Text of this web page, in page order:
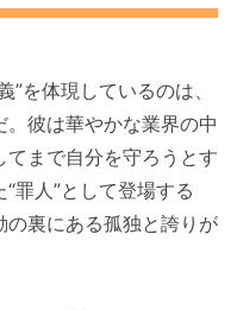
”を体現しているのは、
彼は華やかな業界の中
まで自分を守ろうとす
罪人”として登場する
の裏にある孤独と誇りが